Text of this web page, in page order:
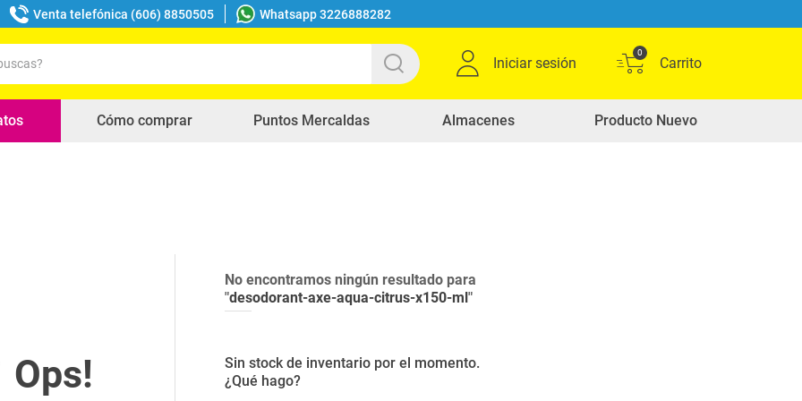
Venta telefónica (606) 8850505 Whatsapp 3226888282
Iniciar sesión
0
Cómo comprar Puntos Mercaldas Almacenes Producto Nuevo
No encontramos ningún resultado para
"desodorant-axe-aqua-citrus-x150-ml"
Sin stock de inventario por el momento.
¿Qué hago?
buscados